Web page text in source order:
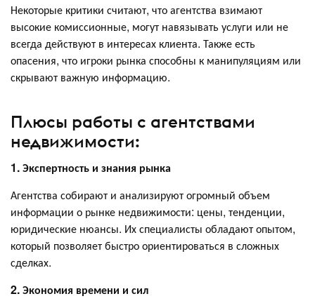
Некоторые критики считают, что агентства взимают
высокие комиссионные, могут навязывать услуги или не
всегда действуют в интересах клиента. Также есть
опасения, что игроки рынка способны к манипуляциям или
скрывают важную информацию.
Плюсы работы с агентствами
недвижимости:
1. Экспертность и знания рынка
Агентства собирают и анализируют огромный объем
информации о рынке недвижимости: цены, тенденции,
юридические нюансы. Их специалисты обладают опытом,
который позволяет быстро ориентироваться в сложных
сделках.
2. Экономия времени и сил